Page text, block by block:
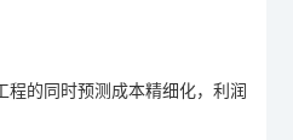
程的同时预测成本精细化，利润